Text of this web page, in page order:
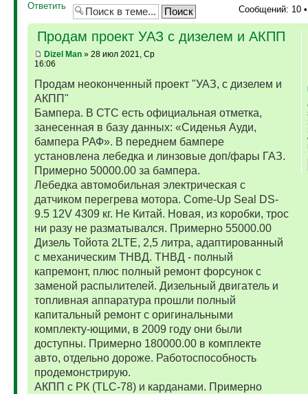
Ответить Сообщений: 10
Продам проект УАЗ с дизелем и АКПП
Dizel Man» 28 июл 2021, Ср
16:06
Продам неоконченный проект "УАЗ, с дизелем и
АКПП"
Бампера. В СТС есть официальная отметка,
занесенная в базу данных: «Сиденья Ауди,
бампера РАФ». В переднем бампере
установлена лебедка и линзовые доп/фары ГАЗ.
Примерно 50000.00 за бампера.
Лебедка автомобильная электрическая с
датчиком перегрева мотора. Come-Up Seal DS-
9.5 12V 4309 кг. Не Китай. Новая, из коробки, трос
ни разу не разматывался. Примерно 55000.00
Дизель Тойота 2LTE, 2,5 литра, адаптированный
с механическим ТНВД. ТНВД - полный
капремонт, плюс полный ремонт форсунок с
заменой распылителей. Дизельный двигатель и
топливная аппаратура прошли полный
капитальный ремонт с оригинальными
комплекту-ющими, в 2009 году они были
доступны. Примерно 180000.00 в комплекте
авто, отдельно дороже. Работоспособность
продемонстрирую.
АКПП с РК (TLC-78) и карданами. Примерно